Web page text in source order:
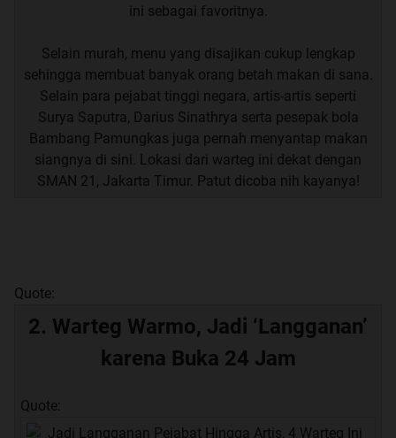
ini sebagai favoritnya.
Selain murah, menu yang disajikan cukup lengkap
sehingga membuat banyak orang betah makan di sana.
Selain para pejabat tinggi negara, artis-artis seperti
Surya Saputra, Darius Sinathrya serta pesepak bola
Bambang Pamungkas juga pernah menyantap makan
siangnya di sini. Lokasi dari warteg ini dekat dengan
SMAN 21, Jakarta Timur. Patut dicoba nih kayanya!
Quote:
2. Warteg Warmo, Jadi ‘Langganan’
karena Buka 24 Jam
Quote: